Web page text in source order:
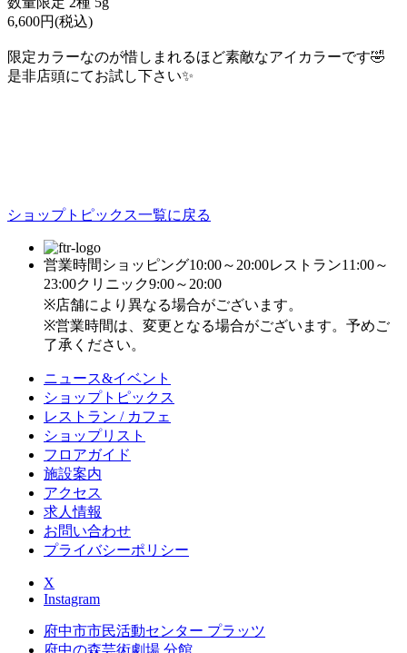
6,600円(税込)
限定カラーなのが惜しまれるほど素敵なアイカラーです🤣
是非店頭にてお試し下さい✨
ショップトピックス一覧に戻る
営業時間 ショッピング10:00～20:00レストラン11:00～
23:00クリニック9:00～20:00
※店舗により異なる場合がございます。
※営業時間は、変更となる場合がございます。予めご
了承ください。
ニュース&イベント
ショップトピックス
レストラン / カフェ
ショップリスト
フロアガイド
施設案内
アクセス
求人情報
お問い合わせ
プライバシーポリシー
X
Instagram
府中市市民活動センター プラッツ